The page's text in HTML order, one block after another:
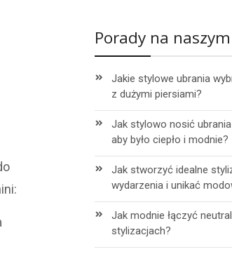
Porady na
Jakie stylowe ubrania
z dużymi piersiami?
Jak stylowo nosić
aby było ciepło i modnie?
Jak stworzyć idealne
wydarzenia i unikać
Jak modnie łączyć
stylizacjach?